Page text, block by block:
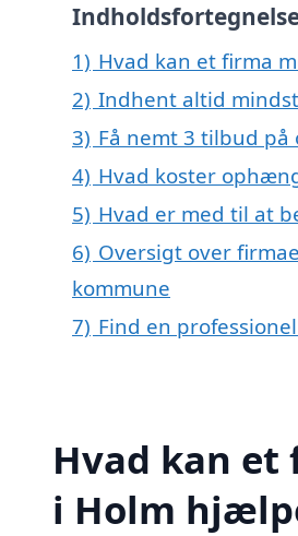
1) Hvad kan et firma
2) Indhent altid
3) Få nemt 3 tilbud
4) Hvad koster
5) Hvad er med til at
6) Oversigt over
kommune
7) Find en
Hvad kan
i Holm